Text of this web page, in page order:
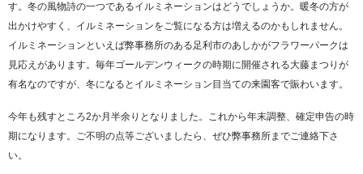
す。冬の風物詩の一つであるイルミネーションはどうでしょうか。暖冬の方が
出かけやすく、イルミネーションをご覧になる方は増えるのかもしれません。
イルミネーションといえば弊事務所のある足利市のあしかがフラワーパークは
見応えがあります。毎年ゴールデンウィークの時期に開催される大藤まつりが
有名なのですが、冬になるとイルミネーション目当ての来園客で賑わいます。
今年も残すところ2か月半余りとなりました。これから年末調整、確定申告の時
期になります。ご不明の点等ございましたら、ぜひ弊事務所までご連絡下さ
い。